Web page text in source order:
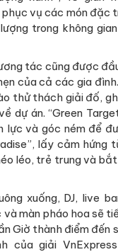
vụ các món đặc
trong không
tác cũng được
của cả các gia
thử thách giải đố,
dự án. “Green
lực và góc ném để
lấy cảm hứng
léo, trẻ trung và
xuống, DJ, live
và màn pháo hoa sẽ
Giờ thành điểm đến
của giải